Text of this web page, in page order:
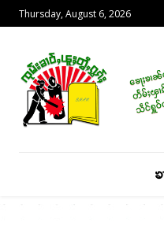
Thursday, August 6, 2026
ၶ